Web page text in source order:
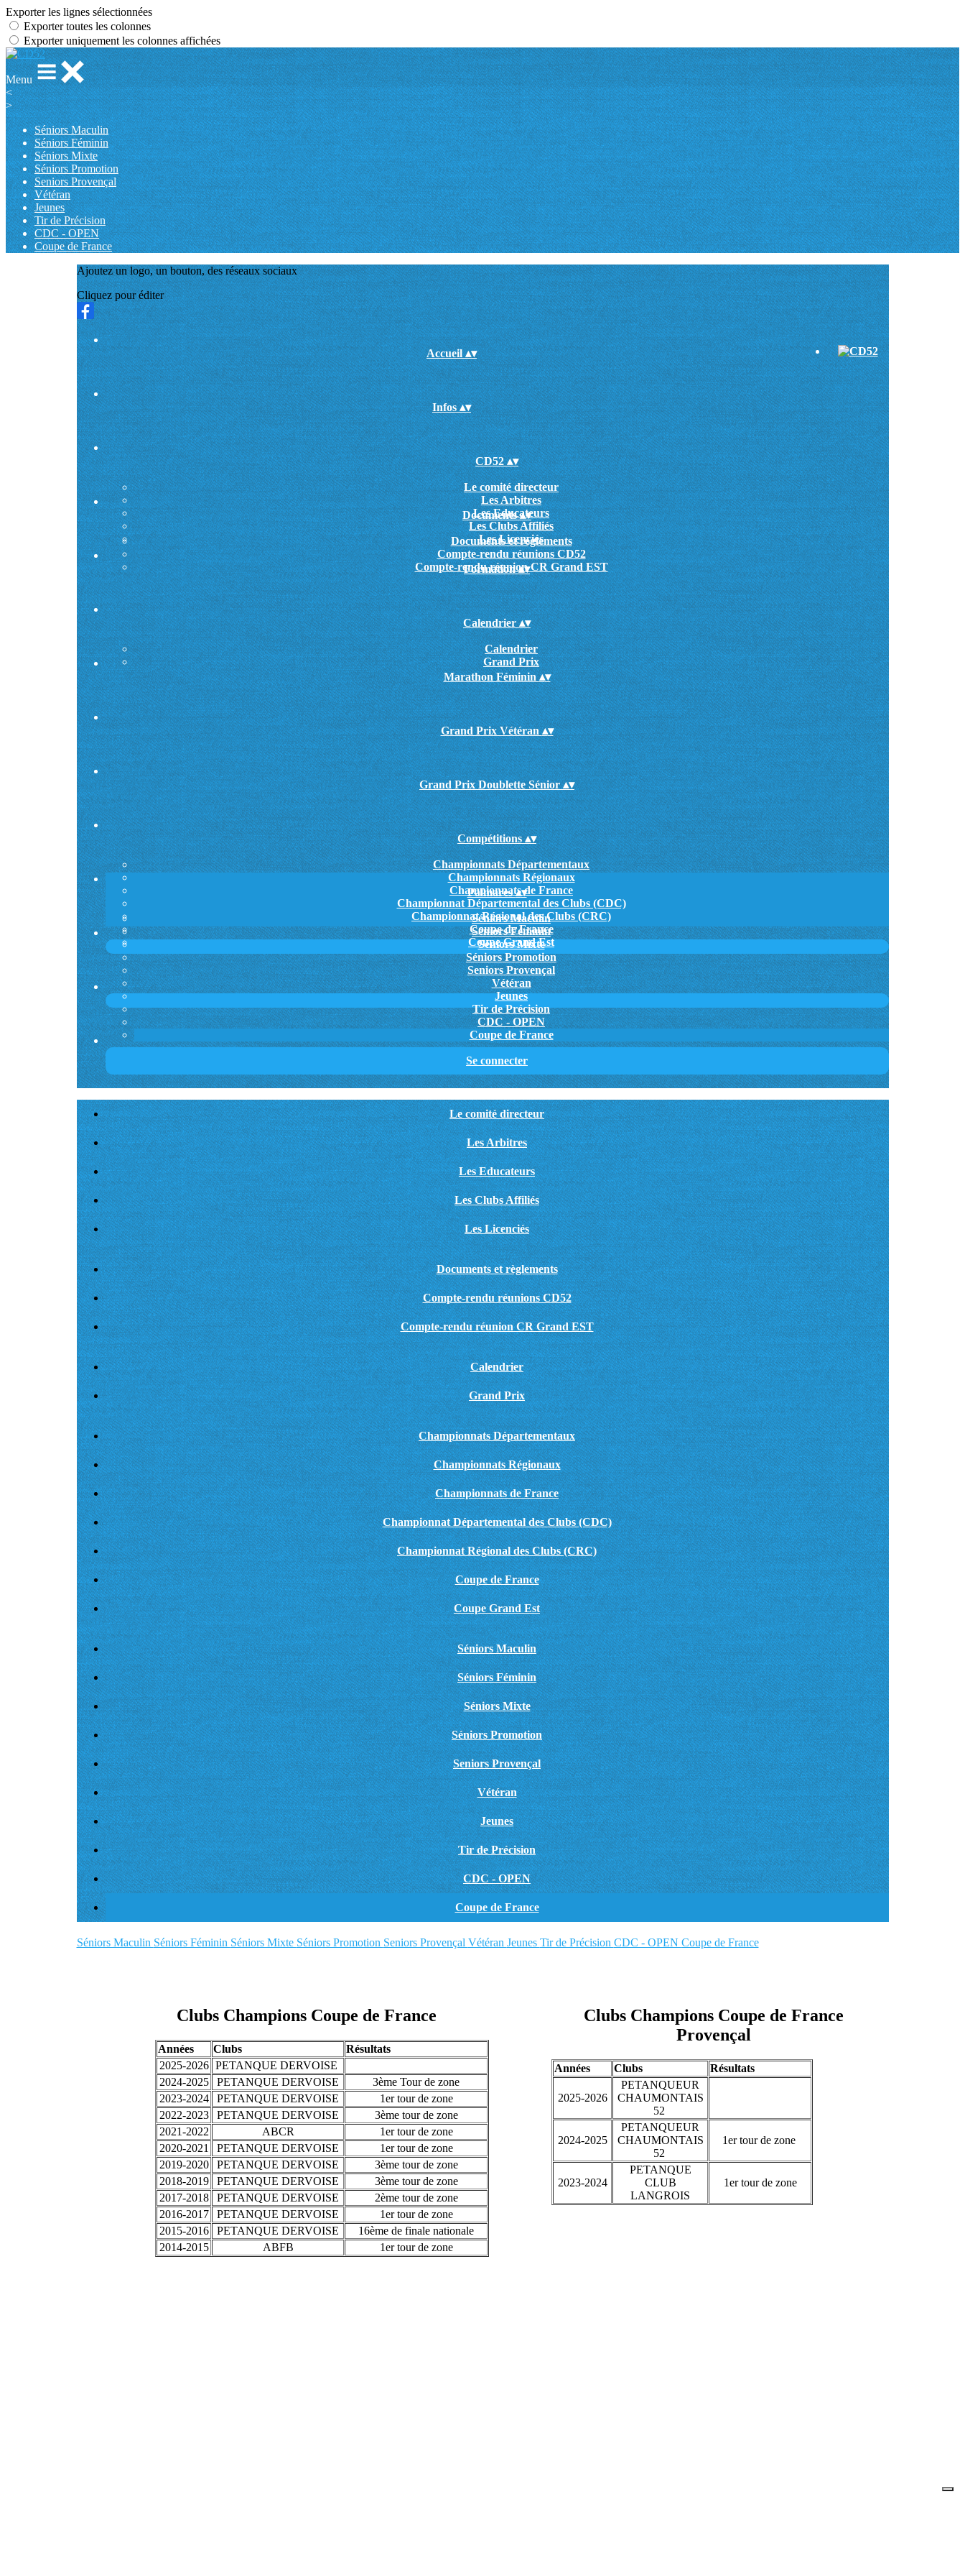
Exporter les lignes sélectionnées
Exporter toutes les colonnes
Exporter uniquement les colonnes affichées
Menu
<
>
Séniors Maculin
Séniors Féminin
Séniors Mixte
Séniors Promotion
Seniors Provençal
Vétéran
Jeunes
Tir de Précision
CDC - OPEN
Coupe de France
Ajoutez un logo, un bouton, des réseaux sociaux
Cliquez pour éditer
Accueil▴▾
Infos▴▾
CD52▴▾
Le comité directeur
Les Arbitres
Les Educateurs
Les Clubs Affiliés
Les Licenciés
Documents▴▾
Documents et règlements
Compte-rendu réunions CD52
Compte-rendu réunion CR Grand EST
Formation▴▾
Calendrier▴▾
Calendrier
Grand Prix
Marathon Féminin▴▾
Grand Prix Vétéran▴▾
Grand Prix Doublette Sénior▴▾
Compétitions▴▾
Championnats Départementaux
Championnats Régionaux
Championnats de France
Championnat Départemental des Clubs (CDC)
Championnat Régional des Clubs (CRC)
Coupe de France
Coupe Grand Est
Palmarès▴▾
Séniors Maculin
Séniors Féminin
Séniors Mixte
Séniors Promotion
Seniors Provençal
Vétéran
Jeunes
Tir de Précision
CDC - OPEN
Coupe de France
Se connecter
Le comité directeur
Les Arbitres
Les Educateurs
Les Clubs Affiliés
Les Licenciés
Documents et règlements
Compte-rendu réunions CD52
Compte-rendu réunion CR Grand EST
Calendrier
Grand Prix
Championnats Départementaux
Championnats Régionaux
Championnats de France
Championnat Départemental des Clubs (CDC)
Championnat Régional des Clubs (CRC)
Coupe de France
Coupe Grand Est
Séniors Maculin
Séniors Féminin
Séniors Mixte
Séniors Promotion
Seniors Provençal
Vétéran
Jeunes
Tir de Précision
CDC - OPEN
Coupe de France
Séniors Maculin Séniors Féminin Séniors Mixte Séniors Promotion Seniors Provençal Vétéran Jeunes Tir de Précision CDC - OPEN Coupe de France
Clubs Champions Coupe de France
Années Clubs
Résultats
2025-2026 PETANQUE DERVOISE
2024-2025
PETANQUE DERVOISE
3ème Tour de zone
2023-2024
PETANQUE DERVOISE
1er tour de zone
2022-2023
PETANQUE DERVOISE
3ème tour de zone
2021-2022
ABCR
1er tour de zone
2020-2021
PETANQUE DERVOISE
1er tour de zone
2019-2020
PETANQUE DERVOISE
3ème tour de zone
2018-2019
PETANQUE DERVOISE
3ème tour de zone
2017-2018
PETANQUE DERVOISE
2ème tour de zone
2016-2017
PETANQUE DERVOISE
1er tour de zone
2015-2016
PETANQUE DERVOISE
16ème de finale nationale
2014-2015
ABFB 1er tour de zone
Clubs Champions Coupe de France
Provençal
Années Clubs Résultats
2025-2026
PETANQUEUR
CHAUMONTAIS
52
2024-2025
PETANQUEUR
CHAUMONTAIS
52
1er tour de zone
2023-2024
PETANQUE
CLUB
LANGROIS
1er tour de zone